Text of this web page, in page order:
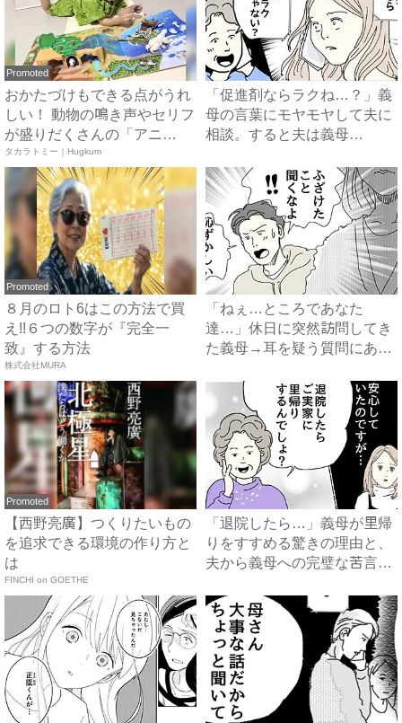
Promoted
おかたづけもできる点がうれ
しい！ 動物の鳴き声やセリフ
が盛りだくさんの「アニ
ア ...
タカラトミー｜Hugkum
「促進剤ならラクね…？」義
母の言葉にモヤモヤして夫に
相談。すると夫は義母
Promoted
８月のロト6はこの方法で買
え!!６つの数字が『完全一
致』する方法
株式会社MURA
「ねぇ…ところであなた
達…」休日に突然訪問してき
た義母→耳を疑う質問にあ
Promoted
【西野亮廣】つくりたいもの
を追求できる環境の作り方と
は
FINCHI on GOETHE
「退院したら…」義母が里帰
りをすすめる驚きの理由と、
夫から義母への完璧な苦言